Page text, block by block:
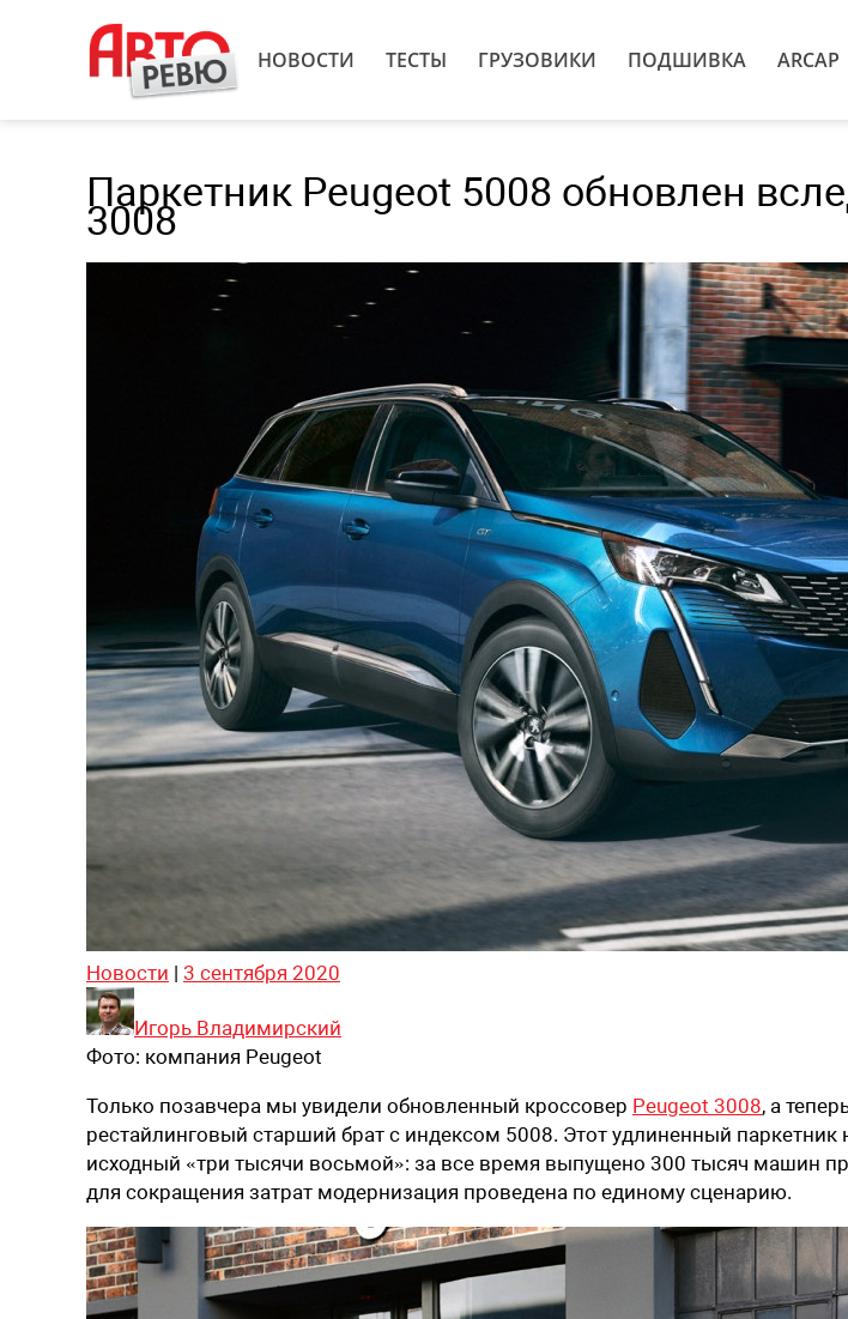
НОВОСТИ ТЕСТЫ ГРУЗОВИКИ ПОДШИВКА ARCAP
Паркетник Peugeot 5008 обновлен
3008
Новости | 3 сентября 2020
Игорь Владимирский
Фото: компания Peugeot
Только позавчера мы увидели обновленный кроссовер Peugeot 3008, а
рестайлинговый старший брат с индексом 5008. Этот удлиненный паркетник
исходный «три тысячи восьмой»: за все время выпущено 300 тысяч машин
для сокращения затрат модернизация проведена по единому сценарию.